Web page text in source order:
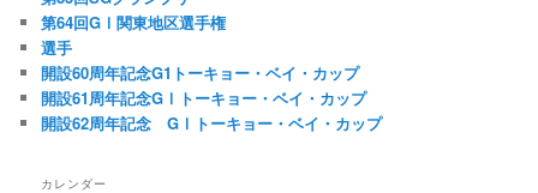
第64回GⅠ関東地区選手権
選手
開設60周年記念G1トーキョー・ベイ・カップ
開設61周年記念GⅠトーキョー・ベイ・カップ
開設62周年記念 GⅠトーキョー・ベイ・カップ
カレンダー